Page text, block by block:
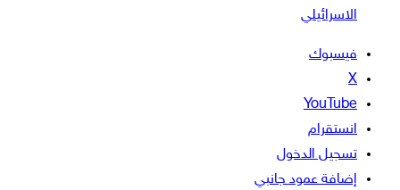
الاسرائيلي
فيسبوك
‫X
‫YouTube
انستقرام
تسجيل الدخول
إضافة عمود جانبي